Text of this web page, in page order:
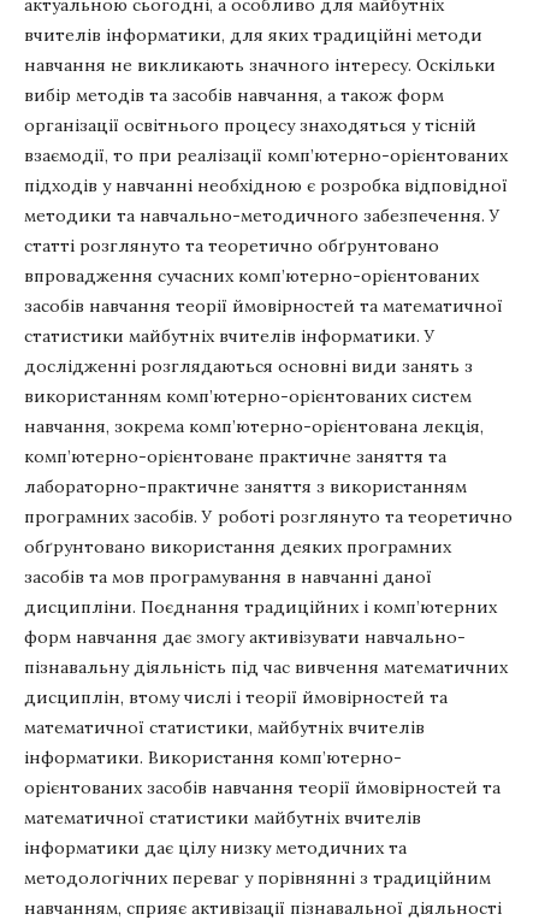
актуальною сьогодні, а особливо для майбутніх
вчителів інформатики, для яких традиційні методи
навчання не викликають значного інтересу. Оскільки
вибір методів та засобів навчання, а також форм
організації освітнього процесу знаходяться у тісній
взаємодії, то при реалізації комп’ютерно-орієнтованих
підходів у навчанні необхідною є розробка відповідної
методики та навчально-методичного забезпечення. У
статті розглянуто та теоретично обґрунтовано
впровадження сучасних комп’ютерно-орієнтованих
засобів навчання теорії ймовірностей та математичної
статистики майбутніх вчителів інформатики. У
дослідженні розглядаються основні види занять з
використанням комп’ютерно-орієнтованих систем
навчання, зокрема комп’ютерно-орієнтована лекція,
комп’ютерно-орієнтоване практичне заняття та
лабораторно-практичне заняття з використанням
програмних засобів. У роботі розглянуто та теоретично
обґрунтовано використання деяких програмних
засобів та мов програмування в навчанні даної
дисципліни. Поєднання традиційних і комп’ютерних
форм навчання дає змогу активізувати навчально-
пізнавальну діяльність під час вивчення математичних
дисциплін, втому числі і теорії ймовірностей та
математичної статистики, майбутніх вчителів
інформатики. Використання комп’ютерно-
орієнтованих засобів навчання теорії ймовірностей та
математичної статистики майбутніх вчителів
інформатики дає цілу низку методичних та
методологічних переваг у порівнянні з традиційним
навчанням, сприяє активізації пізнавальної діяльності